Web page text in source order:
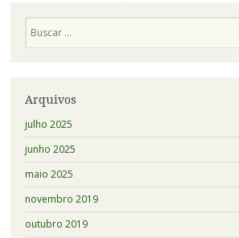
Arquivos
julho 2025
junho 2025
maio 2025
novembro 2019
outubro 2019